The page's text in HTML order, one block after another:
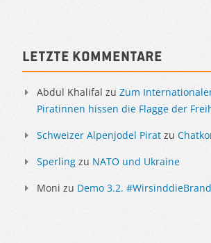
Sidebar
Letzte Kommentare
Abdul Khalifal zu Zum
Piratinnen hissen die Flagge der
Schweizer Alpenjodel Pirat zu
Sperling zu NATO und Ukraine
Moni zu Demo 3.2.